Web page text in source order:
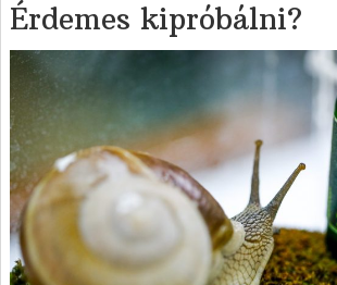
Érdemes kipróbálni?